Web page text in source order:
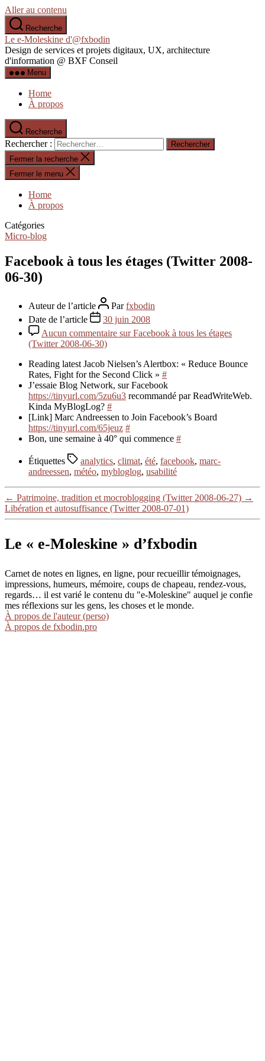
Aller au contenu
Recherche
Le e-Moleskine d'@fxbodin
Design de services et projets digitaux, UX, architecture
d'information @ BXF Conseil
Menu
Home
À propos
Recherche
Rechercher :
Fermer la recherche
Fermer le menu
Home
À propos
Catégories
Micro-blog
Facebook à tous les étages (Twitter 2008-
06-30)
Auteur de l’article Parfxbodin
Date de l’article
30 juin 2008
Aucun commentaire sur Facebook à tous les étages
(Twitter 2008-06-30)
Reading latest Jacob Nielsen’s Alertbox: « Reduce Bounce
Rates, Fight for the Second Click » #
J’essaie Blog Network, sur Facebook
https://tinyurl.com/5zu6u3 recommandé par ReadWriteWeb.
Kinda MyBlogLog? #
[Link] Marc Andreessen to Join Facebook’s Board
https://tinyurl.com/65jeuz #
Bon, une semaine à 40° qui commence #
Étiquettes analytics, climat, été, facebook, marc-
andreessen, météo, mybloglog, usabilité
← Patrimoine, tradition et mocroblogging (Twitter 2008-06-27) →
Libération et autosuffisance (Twitter 2008-07-01)
Le « e-Moleskine » d’fxbodin
Carnet de notes en lignes, en ligne, pour recueillir témoignages,
impressions, humeurs, mémoire, coups de chapeau, rendez-vous,
regards… il est varié le contenu du "e-Moleskine" auquel je confie
mes réflexions sur les gens, les choses et le monde.
À propos de l'auteur (perso)
À propos de fxbodin.pro